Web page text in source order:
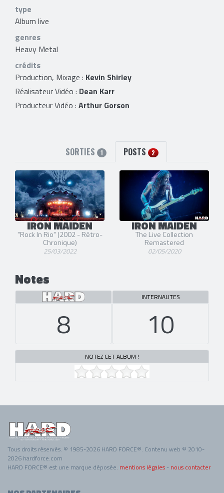
type
Album live
genres
Heavy Metal
crédits
Production, Mixage : Kevin Shirley
Réalisateur Vidéo : Dean Karr
Producteur Vidéo : Arthur Gorson
SORTIES 1 POSTS 2
IRON MAIDEN
"Rock In Rio" (2002 - Rétro-
Chronique)
25/03/2022
IRON MAIDEN
The Live Collection
Remastered
02/05/2020
Notes
8
INTERNAUTES
10
NOTEZ CET ALBUM !
Tous droits réservés. © 1985-2026 HARD FORCE®. Contenu web © 2010-
2026 hardforce.com
HARD FORCE® est une marque déposée. mentions légales - nous contacter